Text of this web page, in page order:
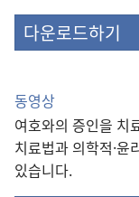
다운로드하기
동영상
여호와의 증인을 치
치료법과 의학적·윤
있습니다.